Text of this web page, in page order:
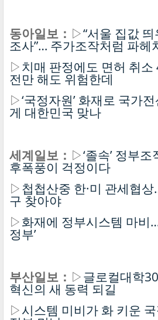
동아일보： ▷“서울 집값
조사”… 주가조작처럼 파헤
▷치매 판정에도 면허 취
전만 해도 위험한데
▷‘국정자원’ 화재로 국가
게 대한민국 맞나
세계일보： ▷‘졸속’ 정부
후폭풍이 걱정이다
▷첩첩산중 한·미 관세협
구 찾아야
▷화재에 정부시스템 마비
정부’
부산일보： ▷글로컬대학
혁신의 새 동력 되길
▷시스템 미비가 화 키운